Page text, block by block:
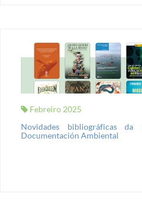
Febreiro 2025
Novidades bibliográficas
Documentación Ambiental